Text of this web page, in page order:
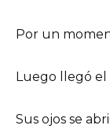
Por un
Luego llegó
Sus ojos se